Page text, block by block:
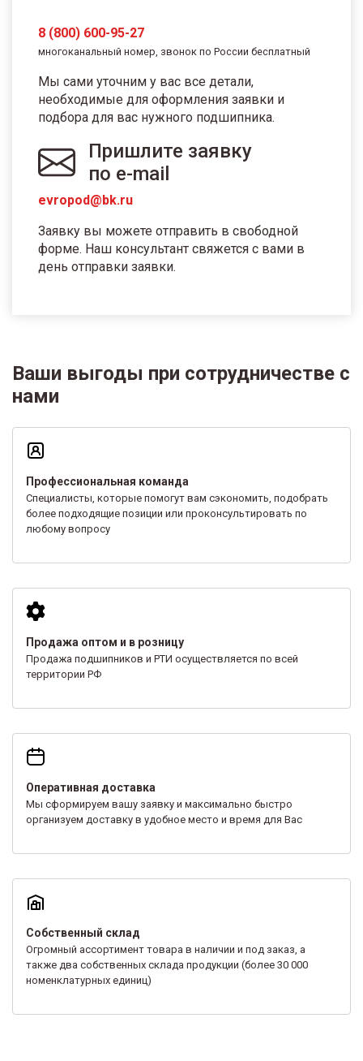
8 (800) 600-95-27
многоканальный номер, звонок по России бесплатный
Мы сами уточним у вас все детали,
необходимые для оформления заявки и
подбора для вас нужного подшипника.
Пришлите заявку
по e-mail
evropod@bk.ru
Заявку вы можете отправить в свободной
форме. Наш консультант свяжется с вами в
день отправки заявки.
Ваши выгоды при сотрудничестве с
нами
Профессиональная команда
Специалисты, которые помогут вам сэкономить, подобрать
более подходящие позиции или проконсультировать по
любому вопросу
Продажа оптом и в розницу
Продажа подшипников и РТИ осуществляется по всей
территории РФ
Оперативная доставка
Мы сформируем вашу заявку и максимально быстро
организуем доставку в удобное место и время для Вас
Собственный склад
Огромный ассортимент товара в наличии и под заказ, а
также два собственных склада продукции (более 30 000
номенклатурных единиц)